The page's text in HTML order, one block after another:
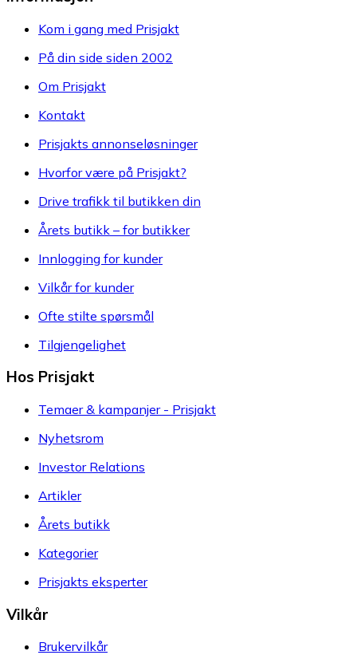
Kom i gang med Prisjakt
På din side siden 2002
Om Prisjakt
Kontakt
Prisjakts annonseløsninger
Hvorfor være på Prisjakt?
Drive trafikk til butikken din
Årets butikk – for butikker
Innlogging for kunder
Vilkår for kunder
Ofte stilte spørsmål
Tilgjengelighet
Hos Prisjakt
Temaer & kampanjer - Prisjakt
Nyhetsrom
Investor Relations
Artikler
Årets butikk
Kategorier
Prisjakts eksperter
Vilkår
Brukervilkår